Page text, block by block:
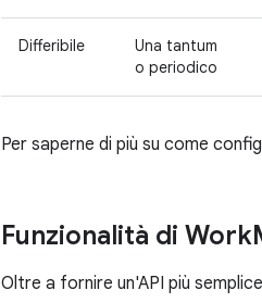
Differibile
Una tantum
o periodico
Per saperne di più su come
Funzionalità di Work
Oltre a fornire un'API più